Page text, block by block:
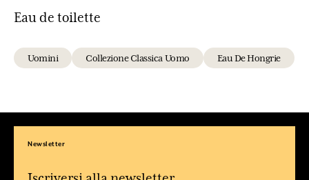
Eau de toilette
Uomini Collezione Classica Uomo Eau De Hongrie
Newsletter